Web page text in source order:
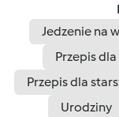
Jedzenie na
Przepis
Przepis dla
Urodziny